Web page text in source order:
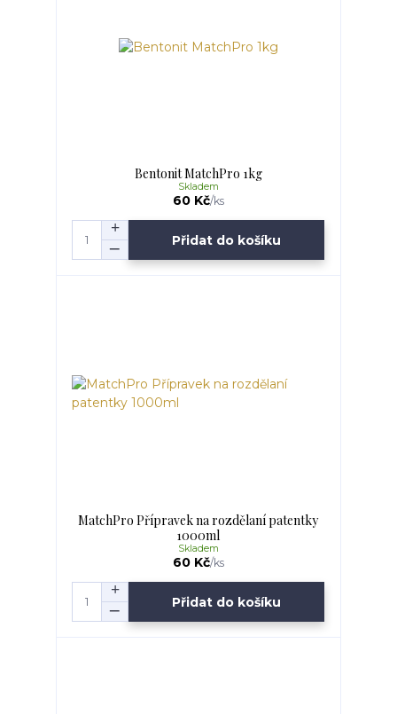
Bentonit MatchPro 1kg
60 Kč/ks
Skladem
Přidat do košíku
MatchPro Přípravek na rozdělaní patentky
1000ml
60 Kč/ks
Skladem
Přidat do košíku